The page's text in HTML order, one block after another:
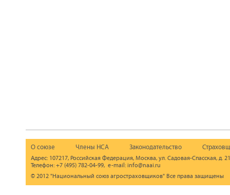
О союзе Члены НСА Законодательство
Адрес: 107217, Российская Федерация, Москва, ул. Садовая-Спасская, д.
Телефон: +7 (495) 782-04-99, e-mail: info@naai.ru
© 2012 "Национальный союз агростраховщиков" Все права защищены